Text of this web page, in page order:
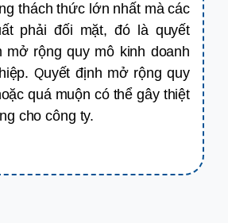
thách thức lớn nhất mà các
phải đối mặt, đó là quyết
mở rộng quy mô kinh doanh
Quyết định mở rộng quy
quá muộn có thể gây thiệt
cho công ty.